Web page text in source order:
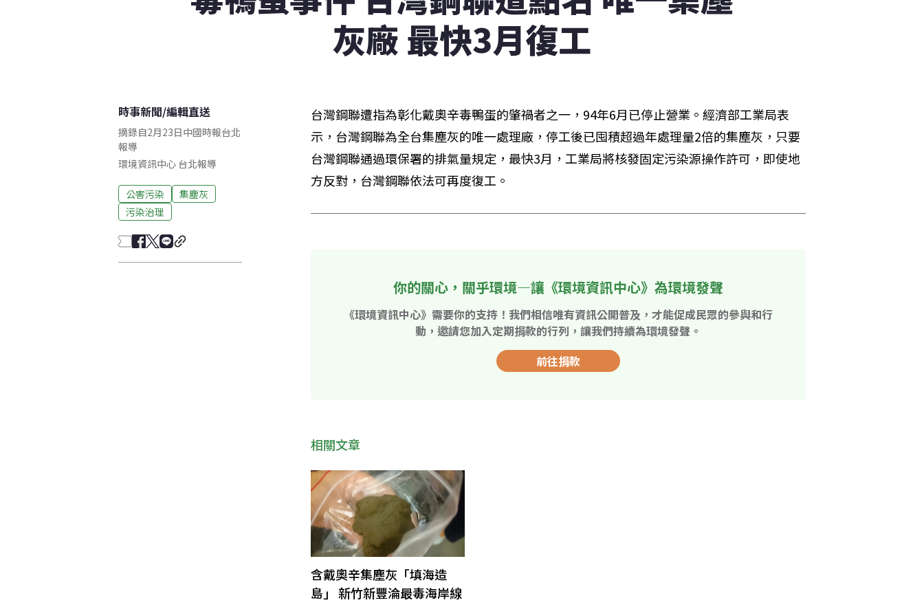
灰廠 最快3月復工
時事新聞/編輯直送
摘錄自2月23日中國時報台北
報導
環境資訊中心 台北報導
公害污染
集塵灰
污染治理
台灣鋼聯遭指為彰化戴奧辛毒鴨蛋的肇禍者之一，94年6月已停止營業。經濟部工業局表
示，台灣鋼聯為全台集塵灰的唯一處理廠，停工後已囤積超過年處理量2倍的集塵灰，只要
台灣鋼聯通過環保署的排氣量規定，最快3月，工業局將核發固定污染源操作許可，即使地
方反對，台灣鋼聯依法可再度復工。
你的關心，關乎環境—讓《環境資訊中心》為環境發聲
《環境資訊中心》需要你的支持！我們相信唯有資訊公開普及，才能促成民眾的參與和行
動，邀請您加入定期捐款的行列，讓我們持續為環境發聲。
前往捐款
相關文章
含戴奧辛集塵灰「填海造
島」 新竹新豐淪最毒海岸線